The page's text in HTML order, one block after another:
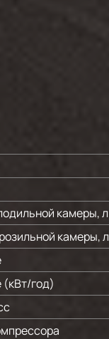
камеры, л
камеры, л
(кВт/год)